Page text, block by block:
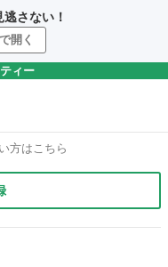
さない！
開く
ィー
方はこちら